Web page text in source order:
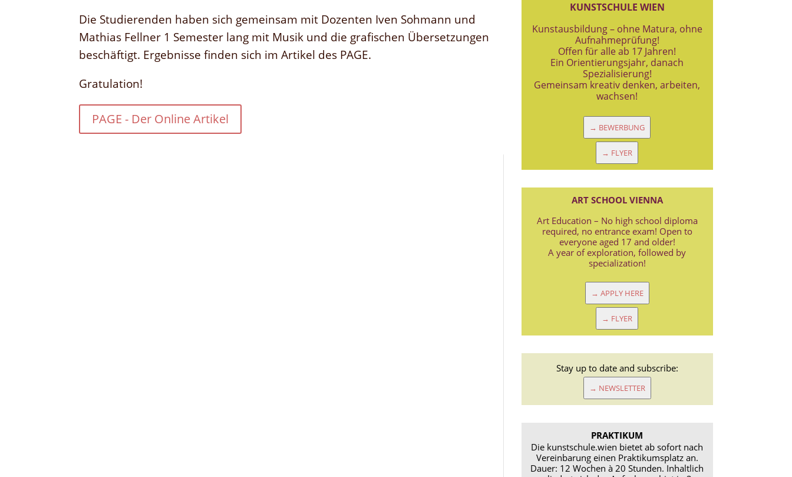
Die Studierenden haben sich gemeinsam mit Dozenten Iven Sohmann und
Mathias Fellner 1 Semester lang mit Musik und die grafischen Übersetzungen
beschäftigt. Ergebnisse finden sich im Artikel des PAGE.
Gratulation!
PAGE - Der Online Artikel
KUNSTSCHULE WIEN
Kunstausbildung – ohne Matura, ohne
Aufnahmeprüfung!
Offen für alle ab 17 Jahren!
Ein Orientierungsjahr, danach
Spezialisierung!
Gemeinsam kreativ denken, arbeiten,
wachsen!
→ BEWERBUNG
→ FLYER
ART SCHOOL VIENNA
Art Education – No high school diploma
required, no entrance exam! Open to
everyone aged 17 and older!
A year of exploration, followed by
specialization!
→ APPLY HERE
→ FLYER
Stay up to date and subscribe:
→ NEWSLETTER
PRAKTIKUM
Die kunstschule.wien bietet ab sofort nach
Vereinbarung einen Praktikumsplatz an.
Dauer: 12 Wochen à 20 Stunden. Inhaltlich